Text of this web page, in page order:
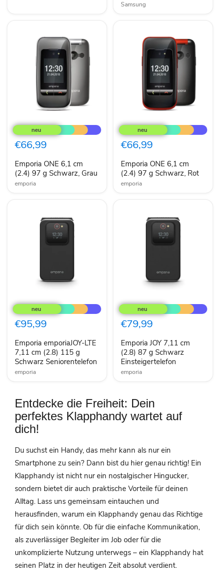
Samsung
ONE
6,1
cm
(2.4)
g
Schwarz,
Grau
€66,99
Emporia ONE 6,1 cm
(2.4) 97 g Schwarz, Grau
emporia
ONE
6,1
cm
(2.4)
g
Schwarz,
Rot
€66,99
Emporia ONE 6,1 cm
(2.4) 97 g Schwarz, Rot
emporia
emporiaJOY-
LTE
7,11
cm
115
g
Schwarz
Seniorentelefon
€95,99
Emporia emporiaJOY-LTE
7,11 cm (2.8) 115 g
Schwarz Seniorentelefon
emporia
JOY
7,11
cm
(2.8)
g
Schwarz
Einsteigertelefon
€79,99
Emporia JOY 7,11 cm
(2.8) 87 g Schwarz
Einsteigertelefon
emporia
Entdecke die Freiheit: Dein
perfektes Klapphandy wartet auf
dich!
Du suchst ein Handy, das mehr kann als nur ein
Smartphone zu sein? Dann bist du hier genau richtig! Ein
Klapphandy ist nicht nur ein nostalgischer Hingucker,
sondern bietet dir auch praktische Vorteile für deinen
Alltag. Lass uns gemeinsam eintauchen und
herausfinden, warum ein Klapphandy genau das Richtige
für dich sein könnte. Ob für die einfache Kommunikation,
als zuverlässiger Begleiter im Job oder für die
unkomplizierte Nutzung unterwegs – ein Klapphandy hat
seinen Platz in der heutigen Zeit absolut verdient.